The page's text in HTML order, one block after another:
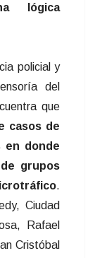
lógica
policial y
del
que
casos de
en donde
grupos
.
Ciudad
Rafael
Cristóbal